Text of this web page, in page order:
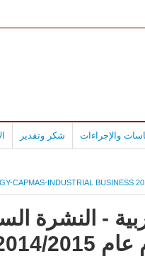
والإجراءات شكر وتقدير
CAPMAS-INDUSTRIAL BUSINESS
- النشرة
2015